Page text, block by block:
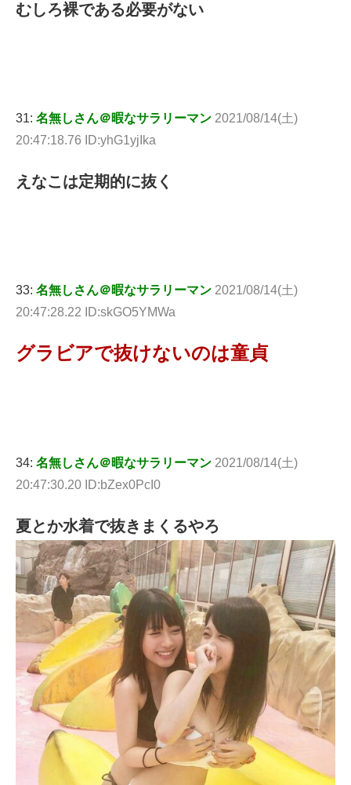
むしろ裸である必要がない
31: 名無しさん＠暇なサラリーマン 2021/08/14(土)
20:47:18.76 ID:yhG1yjIka
えなこは定期的に抜く
33: 名無しさん＠暇なサラリーマン 2021/08/14(土)
20:47:28.22 ID:skGO5YMWa
グラビアで抜けないのは童貞
34: 名無しさん＠暇なサラリーマン 2021/08/14(土)
20:47:30.20 ID:bZex0PcI0
夏とか水着で抜きまくるやろ